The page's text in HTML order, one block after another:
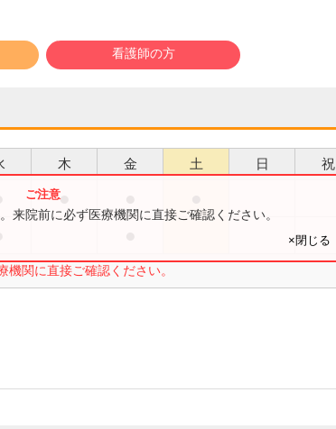
看護師の方
木 金 土 日 祝
●
関に直接ご確認ください。
来院前に必ず医療機関に直接ご確認ください。
×閉じる